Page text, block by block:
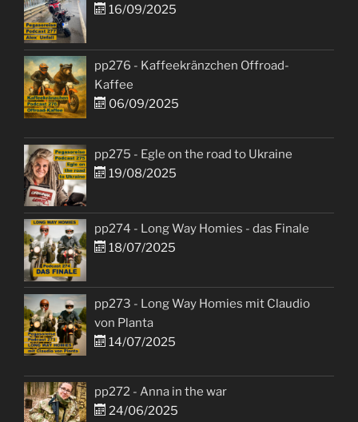
16/09/2025
pp276 - Kaffeekränzchen Offroad-
Kaffee
06/09/2025
pp275 - Egle on the road to Ukraine
19/08/2025
pp274 - Long Way Homies - das Finale
18/07/2025
pp273 - Long Way Homies mit Claudio
von Planta
14/07/2025
pp272 - Anna in the war
24/06/2025